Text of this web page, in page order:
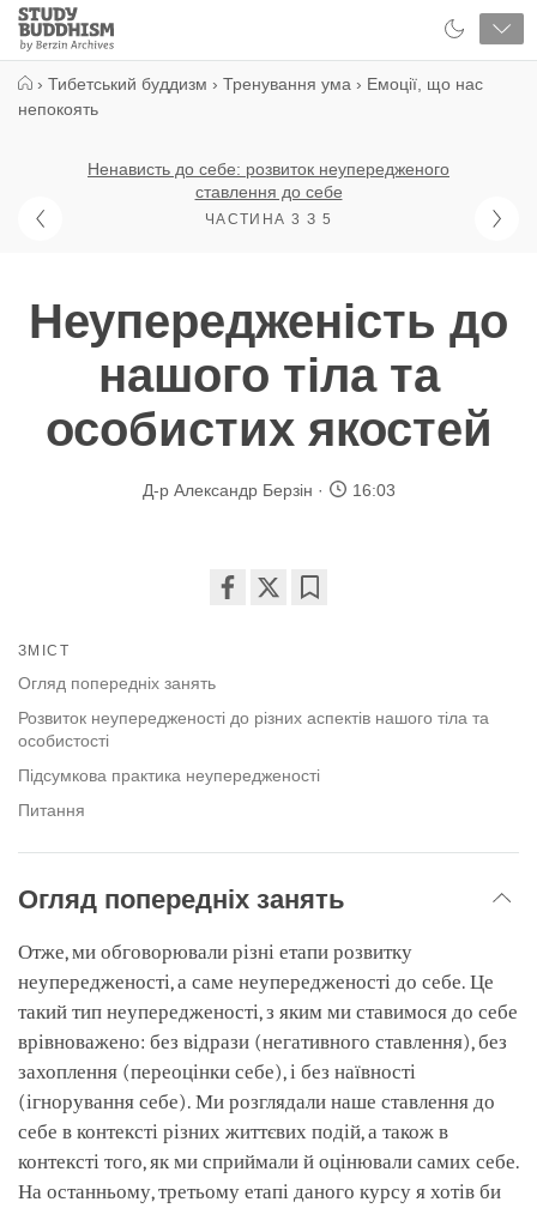
Close
Study
Buddhism
› Тибетський буддизм › Тренування ума › Емоції, що нас
непокоять
Ненависть до себе: розвиток неупередженого
ставлення до себе
ЧАСТИНА 3 З 5
Неупередженість до
нашого тіла та
особистих якостей
Д-р Александр Берзін 16:03
ЗМІСТ
Огляд попередніх занять
Розвиток неупередженості до різних аспектів нашого тіла та
особистості
Підсумкова практика неупередженості
Питання
Огляд попередніх занять
Отже, ми обговорювали різні етапи розвитку
неупередженості, а саме неупередженості до себе. Це
такий тип неупередженості, з яким ми ставимося до себе
врівноважено: без відрази (негативного ставлення), без
захоплення (переоцінки себе), і без наївності
(ігнорування себе). Ми розглядали наше ставлення до
себе в контексті різних життєвих подій, а також в
контексті того, як ми сприймали й оцінювали самих себе.
На останньому, третьому етапі даного курсу я хотів би